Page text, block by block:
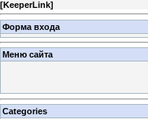
[KeeperLink]
Форма входа
Меню сайта
Categories